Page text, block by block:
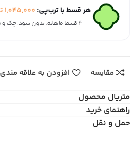
هر قسط با ترب‌پی: 1,045,000
۴ قسط ماهانه. بدون سود، چک و ضامن.
مقایسه افزودن به علاقه مندی
متریال محصول
راهنمای خرید
حمل و نقل